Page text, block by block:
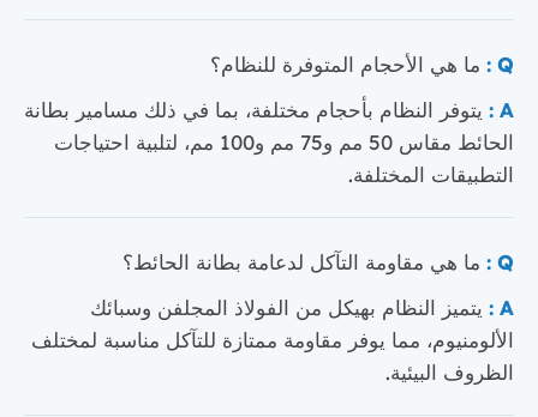
Q : ما هي الأحجام المتوفرة للنظام؟
A :
يتوفر النظام بأحجام مختلفة، بما في ذلك مسامير بطانة
الحائط مقاس 50 مم و75 مم و100 مم، لتلبية احتياجات
التطبيقات المختلفة.
Q : ما هي مقاومة التآكل لدعامة بطانة الحائط؟
A :
يتميز النظام بهيكل من الفولاذ المجلفن وسبائك
الألومنيوم، مما يوفر مقاومة ممتازة للتآكل مناسبة لمختلف
الظروف البيئية.